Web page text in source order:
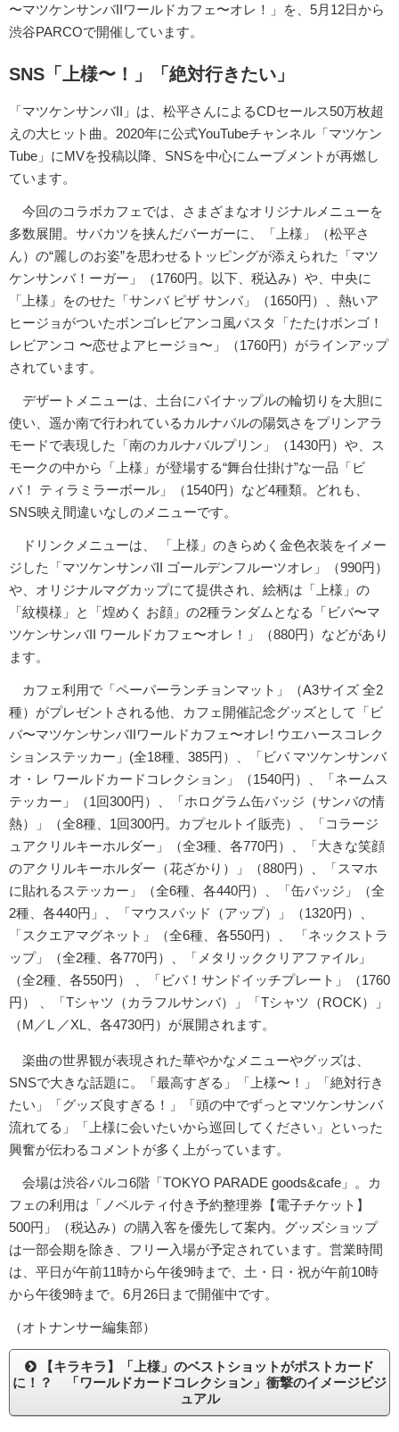
〜マツケンサンバIIワールドカフェ〜オレ！」を、5月12日から
渋谷PARCOで開催しています。
SNS「上様〜！」「絶対行きたい」
「マツケンサンバII」は、松平さんによるCDセールス50万枚超
えの大ヒット曲。2020年に公式YouTubeチャンネル「マツケン
Tube」にMVを投稿以降、SNSを中心にムーブメントが再燃し
ています。
今回のコラボカフェでは、さまざまなオリジナルメニューを
多数展開。サバカツを挟んだバーガーに、「上様」（松平さ
ん）の“麗しのお姿”を思わせるトッピングが添えられた「マツ
ケンサンバ！ーガー」（1760円。以下、税込み）や、中央に
「上様」をのせた「サンバ ピザ サンバ」（1650円）、熱いア
ヒージョがついたボンゴレビアンコ風パスタ「たたけボンゴ！
レビアンコ 〜恋せよアヒージョ〜」（1760円）がラインアップ
されています。
デザートメニューは、土台にパイナップルの輪切りを大胆に
使い、遥か南で行われているカルナバルの陽気さをプリンアラ
モードで表現した「南のカルナバルプリン」（1430円）や、ス
モークの中から「上様」が登場する“舞台仕掛け”な一品「ビ
バ！ ティラミラーボール」（1540円）など4種類。どれも、
SNS映え間違いなしのメニューです。
ドリンクメニューは、 「上様」のきらめく金色衣装をイメー
ジした「マツケンサンバII ゴールデンフルーツオレ」（990円）
や、オリジナルマグカップにて提供され、絵柄は「上様」の
「紋模様」と「煌めく お顔」の2種ランダムとなる「ビバ〜マ
ツケンサンバII ワールドカフェ〜オレ！」（880円）などがあり
ます。
カフェ利用で「ペーパーランチョンマット」（A3サイズ 全2
種）がプレゼントされる他、カフェ開催記念グッズとして「ビ
バ〜マツケンサンバIIワールドカフェ〜オレ! ウエハースコレク
ションステッカー」(全18種、385円）、「ビバ マツケンサンバ
オ・レ ワールドカードコレクション」（1540円）、「ネームス
テッカー」（1回300円）、「ホログラム缶バッジ（サンバの情
熱）」（全8種、1回300円。カプセルトイ販売）、「コラージ
ュアクリルキーホルダー」（全3種、各770円）、「大きな笑顔
のアクリルキーホルダー（花ざかり）」（880円）、「スマホ
に貼れるステッカー」（全6種、各440円）、「缶バッジ」（全
2種、各440円」、「マウスパッド（アップ）」（1320円）、
「スクエアマグネット」（全6種、各550円）、 「ネックストラ
ップ」（全2種、各770円）、「メタリッククリアファイル」
（全2種、各550円） 、「ビバ！サンドイッチプレート」（1760
円） 、「Tシャツ（カラフルサンバ）」「Tシャツ（ROCK）」
（M／L ／XL、各4730円）が展開されます。
楽曲の世界観が表現された華やかなメニューやグッズは、
SNSで大きな話題に。「最高すぎる」「上様〜！」「絶対行き
たい」「グッズ良すぎる！」「頭の中でずっとマツケンサンバ
流れてる」「上様に会いたいから巡回してください」といった
興奮が伝わるコメントが多く上がっています。
会場は渋谷パルコ6階「TOKYO PARADE goods&cafe」。カ
フェの利用は「ノベルティ付き予約整理券【電子チケット】
500円」（税込み）の購入客を優先して案内。グッズショップ
は一部会期を除き、フリー入場が予定されています。営業時間
は、平日が午前11時から午後9時まで、土・日・祝が午前10時
から午後9時まで。6月26日まで開催中です。
（オトナンサー編集部）
【キラキラ】「上様」のベストショットがポストカード
に！？ 「ワールドカードコレクション」衝撃のイメージビジ
ュアル